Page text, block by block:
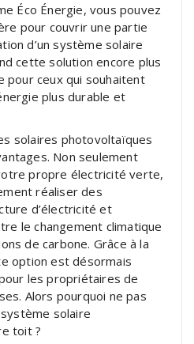
Éco Énergie, vous pouvez
pour couvrir une partie
d’un système solaire
cette solution encore plus
pour ceux qui souhaitent
plus durable et
solaires photovoltaïques
Non seulement
propre électricité verte,
réaliser des
d’électricité et
le changement climatique
de carbone. Grâce à la
option est désormais
les propriétaires de
Alors pourquoi ne pas
solaire
toit ?